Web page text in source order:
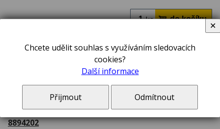
ks
Excentrická bruska 450 W; 125 mm / 150 mm
Popis
Excentrická bruska EXTOL PREMIUM ERC 450 SCP –
8894202
Chcete udělit souhlas s využíváním sledovacích
cookies?
Další informace
Přijmout Odmítnout
✕